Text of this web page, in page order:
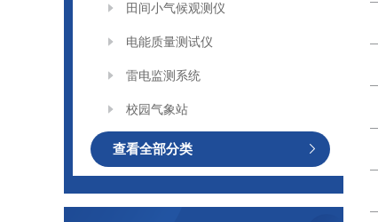
田间小气候观测仪
电能质量测试仪
雷电监测系统
校园气象站
查看全部分类